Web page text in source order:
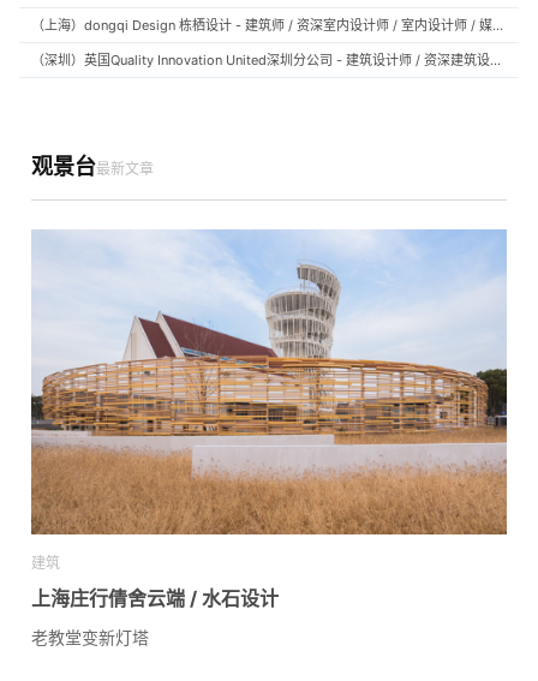
（上海）dongqi Design 栋栖设计 - 建筑师 / 资深室内设计师 / 室内设计师 / 媒体及公共关系主管 / 设计实习生（常年招聘）
（深圳）英国Quality Innovation United深圳分公司 - 建筑设计师 / 资深建筑设计师 / 室内设计师 / 设计实习生
观景台最新文章
建筑
上海庄行倩舍云端 / 水石设计
老教堂变新灯塔